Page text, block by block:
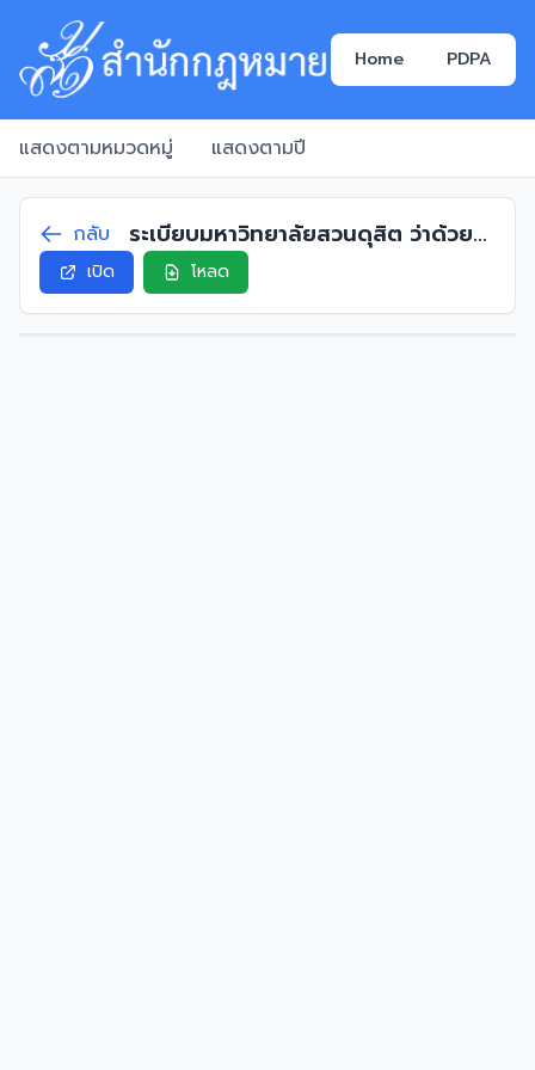
Home PDPA
แสดงตามหมวดหมู่ แสดงตามปี
กลับ
ระเบียบมหาวิทยาลัยสวนดุสิต ว่าด้วย
อัตราเงินเดือนและค่าตอบแทนของผู้
ดำรงตำแหน่งบริหาร พ.ศ. 2558
เปิด โหลด